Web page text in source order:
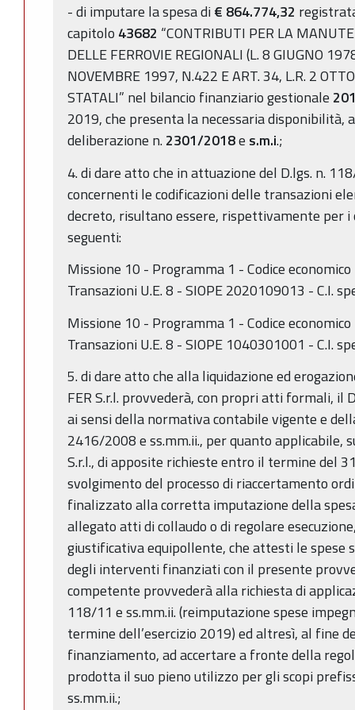
- di imputare la spesa di€ 864.774,32
capitolo 43682 “CONTRIBUTI PER LA
DELLE FERROVIE REGIONALI (L. 8 GIUGNO
NOVEMBRE 1997, N.422 E ART. 34, L.R. 2
STATALI” nel bilancio finanziario gestionale
2019, che presenta la necessaria disponibilità,
deliberazione n.2301/2018e s.m.i.;
4. di dare atto che in attuazione del D.lgs. n.
concernenti le codificazioni delle transazioni
decreto, risultano essere, rispettivamente per i
seguenti:
Missione 10 - Programma 1 - Codice economico
Transazioni U.E. 8 - SIOPE 2020109013 - C.I.
Missione 10 - Programma 1 - Codice economico
Transazioni U.E. 8 - SIOPE 1040301001 - C.I.
5. di dare atto che alla liquidazione ed
FER S.r.l. provvederà, con propri atti formali, il
ai sensi della normativa contabile vigente e
2416/2008 e ss.mm.ii., per quanto applicabile,
S.r.l., di apposite richieste entro il termine del
svolgimento del processo di riaccertamento
finalizzato alla corretta imputazione della
allegato atti di collaudo o di regolare
giustificativa equipollente, che attesti le spese
degli interventi finanziati con il presente
competente provvederà alla richiesta di
118/11 e ss.mm.ii. (reimputazione spese
termine dell’esercizio 2019) ed altresì, al fine
finanziamento, ad accertare a fronte della
prodotta il suo pieno utilizzo per gli scopi
ss.mm.ii.;